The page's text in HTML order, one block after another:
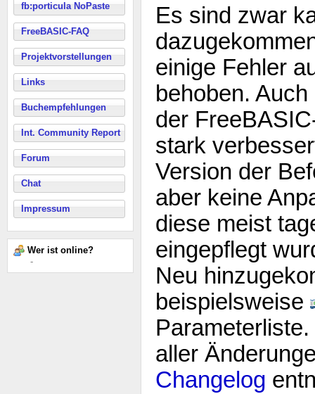
fb:porticula NoPaste
FreeBASIC-FAQ
Projektvorstellungen
Links
Buchempfehlungen
Int. Community Report
Forum
Chat
Impressum
Wer ist online?
-
Es sind zwar
einige Fehler
behoben.
der
stark
Version der
aber keine
diese meist
eingepflegt
Neu
beispielsweise
aller
Changelog